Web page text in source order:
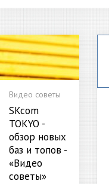
Видео советы
SKcom
TOKYO -
обзор новых
баз и топов -
«Видео
советы»